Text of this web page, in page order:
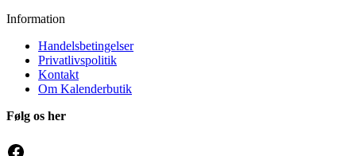
Information
Handelsbetingelser
Privatlivspolitik
Kontakt
Om Kalenderbutik
Følg os her
Facebook